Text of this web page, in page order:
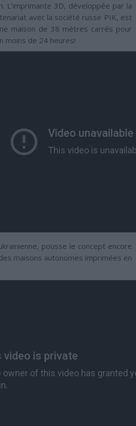
L’imprimante 3D, développée par la
avec la société russe PIK, est
maison de 38 mètres carrés pour
moins de 24 heures!
pousse le concept encore
maisons autonomes imprimées en